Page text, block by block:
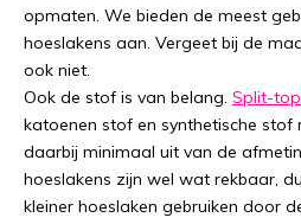
opmaten. We bieden de meest
hoeslakens aan. Vergeet bij de
ook niet.
Ook de stof is van belang. Split-
katoenen stof en synthetische stof
daarbij minimaal uit van de
hoeslakens zijn wel wat rekbaar,
kleiner hoeslaken gebruiken door